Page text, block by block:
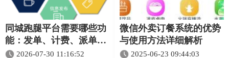
同城跑腿平台需要哪些功
能：发单、计费、派单、
收益和提现完整指南
2026-07-30 11:16:52
微信外卖订餐系统的优势
与使用方法详细解析
2025-06-23 09:44:03